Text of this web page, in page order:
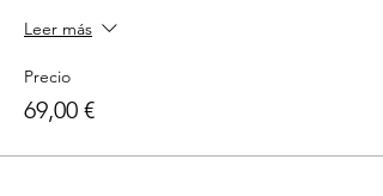
Leer más
Precio
69,00 €